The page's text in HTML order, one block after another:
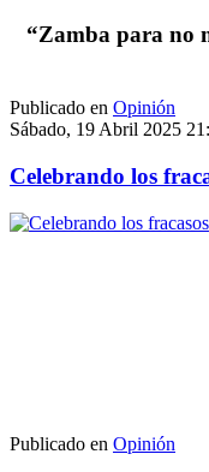
“Zamba para no
Publicado en Opinión
Sábado, 19 Abril 2025
Celebrando los
Publicado en Opinión